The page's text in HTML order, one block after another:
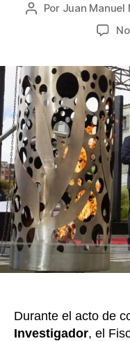
c
e
b
o
o
k
Autor
Por Juan Manuel
Durante el acto de
Investigador, el